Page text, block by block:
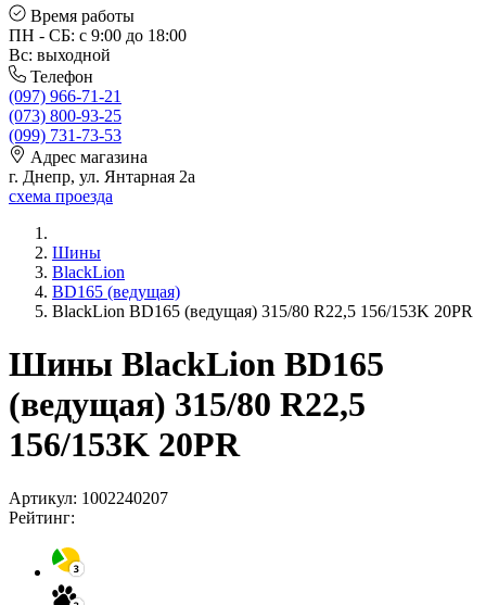
Время работы
ПН - СБ: с 9:00 до 18:00
Вс: выходной
Телефон
(097) 966-71-21
(073) 800-93-25
(099) 731-73-53
Адрес магазина
г. Днепр, ул. Янтарная 2а
схема проезда
Шины
BlackLion
BD165 (ведущая)
BlackLion BD165 (ведущая) 315/80 R22,5 156/153K 20PR
Шины BlackLion BD165
(ведущая) 315/80 R22,5
156/153K 20PR
Артикул: 1002240207
Рейтинг: